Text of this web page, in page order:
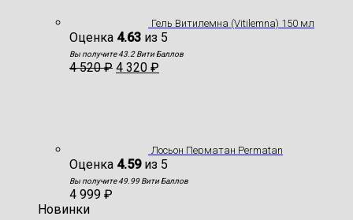
Гель Витилемна (Vitilemna) 150 мл
Оценка 4.63 из 5
Вы получите 43.2 Вити Баллов
4 520₽ 4 320 ₽
Лосьон Перматан Permatan
Оценка 4.59из 5
Вы получите 49.99 Вити Баллов
4 999 ₽
Новинки